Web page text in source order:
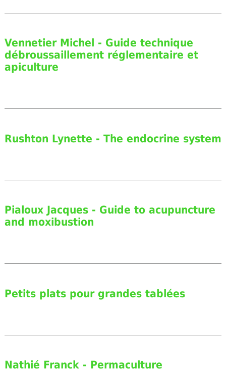
Vennetier Michel - Guide technique
débroussaillement réglementaire et
apiculture
Rushton Lynette - The endocrine system
Pialoux Jacques - Guide to acupuncture
and moxibustion
Petits plats pour grandes tablées
Nathié Franck - Permaculture